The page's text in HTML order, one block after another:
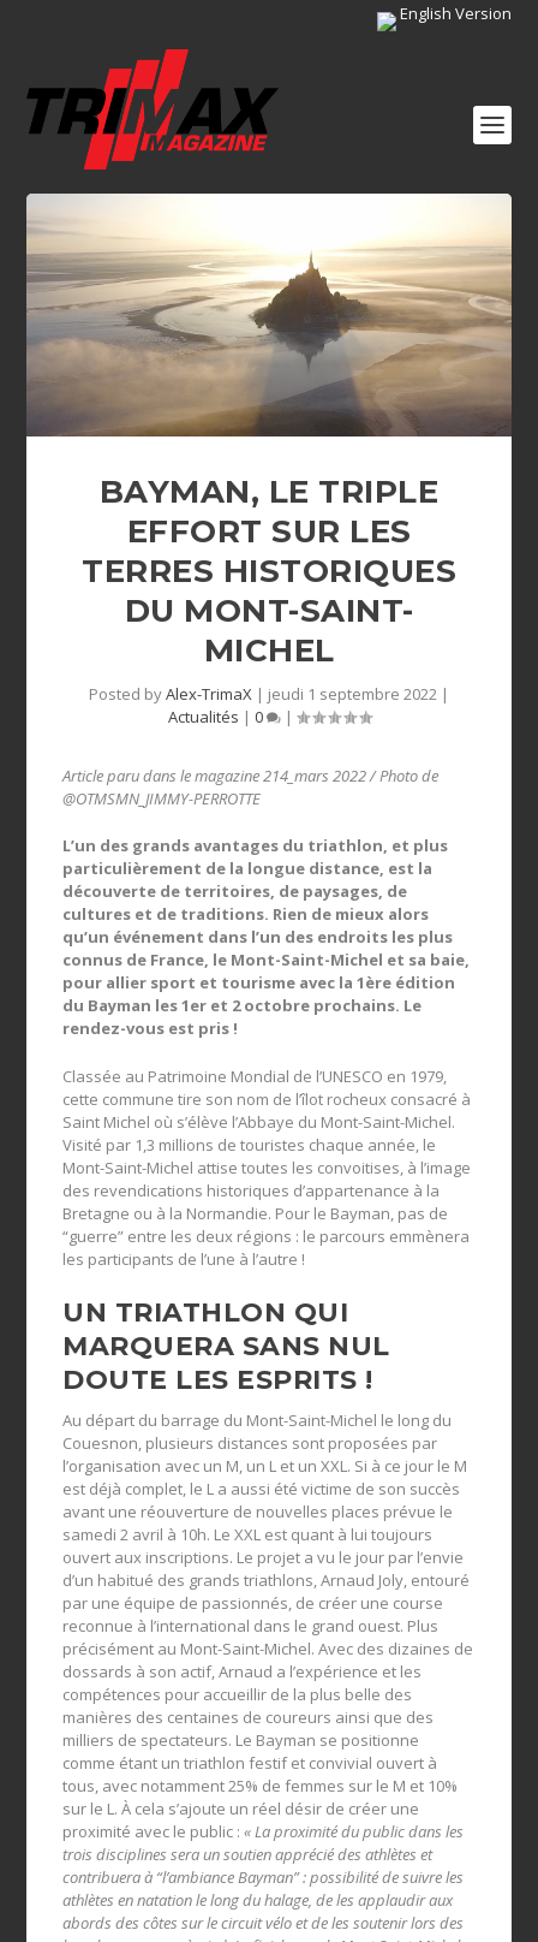
English Version
BAYMAN, LE TRIPLE
EFFORT SUR LES
TERRES HISTORIQUES
DU MONT-SAINT-
MICHEL
Posted byAlex-TrimaX | jeudi 1 septembre 2022 |
Actualités | 0 |
Article paru dans le magazine 214_mars 2022 / Photo de
@OTMSMN_JIMMY-PERROTTE
L’un des grands avantages du triathlon, et plus
particulièrement de la longue distance, est la
découverte de territoires, de paysages, de
cultures et de traditions. Rien de mieux alors
qu’un événement dans l’un des endroits les plus
connus de France, le Mont-Saint-Michel et sa baie,
pour allier sport et tourisme avec la 1ère édition
du Bayman les 1er et 2 octobre prochains. Le
rendez-vous est pris !
Classée au Patrimoine Mondial de l’UNESCO en 1979,
cette commune tire son nom de l’îlot rocheux consacré à
Saint Michel où s’élève l’Abbaye du Mont-Saint-Michel.
Visité par 1,3 millions de touristes chaque année, le
Mont-Saint-Michel attise toutes les convoitises, à l’image
des revendications historiques d’appartenance à la
Bretagne ou à la Normandie. Pour le Bayman, pas de
“guerre” entre les deux régions : le parcours emmènera
les participants de l’une à l’autre !
UN TRIATHLON QUI
MARQUERA SANS NUL
DOUTE LES ESPRITS !
Au départ du barrage du Mont-Saint-Michel le long du
Couesnon, plusieurs distances sont proposées par
l’organisation avec un M, un L et un XXL. Si à ce jour le M
est déjà complet, le L a aussi été victime de son succès
avant une réouverture de nouvelles places prévue le
samedi 2 avril à 10h. Le XXL est quant à lui toujours
ouvert aux inscriptions. Le projet a vu le jour par l’envie
d’un habitué des grands triathlons, Arnaud Joly, entouré
par une équipe de passionnés, de créer une course
reconnue à l’international dans le grand ouest. Plus
précisément au Mont-Saint-Michel. Avec des dizaines de
dossards à son actif, Arnaud a l’expérience et les
compétences pour accueillir de la plus belle des
manières des centaines de coureurs ainsi que des
milliers de spectateurs. Le Bayman se positionne
comme étant un triathlon festif et convivial ouvert à
tous, avec notamment 25% de femmes sur le M et 10%
sur le L. À cela s’ajoute un réel désir de créer une
proximité avec le public :« La proximité du public dans les
trois disciplines sera un soutien apprécié des athlètes et
contribuera à “l’ambiance Bayman” : possibilité de suivre les
athlètes en natation le long du halage, de les applaudir aux
abords des côtes sur le circuit vélo et de les soutenir lors des